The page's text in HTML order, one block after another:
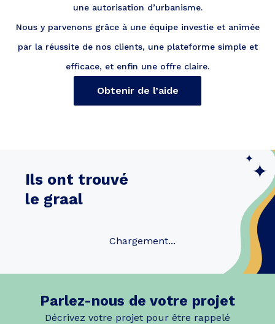
une autorisation d’urbanisme.
Nous y parvenons grâce à une équipe investie et animée
par la réussite de nos clients, une plateforme simple et
efficace, et enfin une offre claire.
Obtenir de l’aide
Ils ont trouvé
le graal
Chargement...
Parlez-nous de votre projet
Décrivez votre projet pour être rappelé